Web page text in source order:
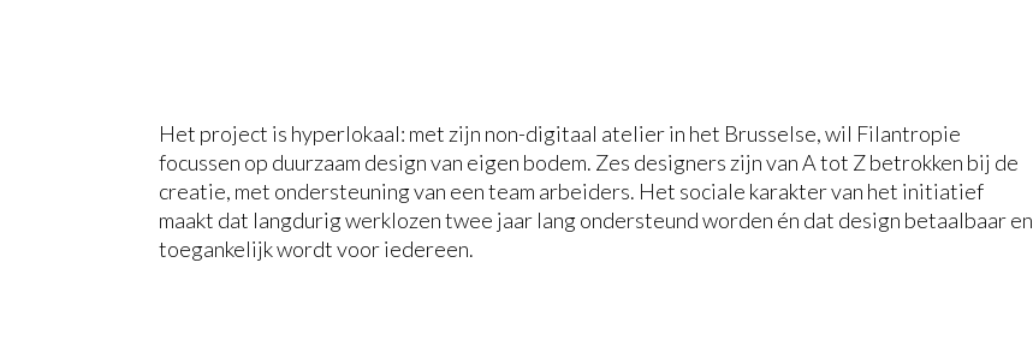
Het project is hyperlokaal: met zijn non-digitaal atelier in het Brusselse, wil Filantropie
focussen op duurzaam design van eigen bodem. Zes designers zijn van A tot Z betrokken bij de
creatie, met ondersteuning van een team arbeiders. Het sociale karakter van het initiatief
maakt dat langdurig werklozen twee jaar lang ondersteund worden én dat design betaalbaar en
toegankelijk wordt voor iedereen.